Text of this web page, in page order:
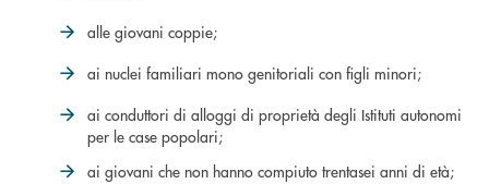
alle giovani coppie;
ai nuclei familiari mono genitoriali con figli minori;
ai conduttori di alloggi di proprietà degli Istituti autonomi
per le case popolari;
ai giovani che non hanno compiuto trentasei anni di età;